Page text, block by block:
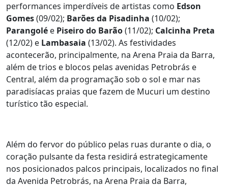
performances imperdíveis de artistas como Edson
Gomes(09/02); Barões da Pisadinha (10/02);
Parangolé e Piseiro do Barão(11/02); Calcinha Preta
(12/02) e Lambasaia (13/02). As festividades
acontecerão, principalmente, na Arena Praia da Barra,
além de trios e blocos pelas avenidas Petrobrás e
Central, além da programação sob o sol e mar nas
paradisíacas praias que fazem de Mucuri um destino
turístico tão especial.
Além do fervor do público pelas ruas durante o dia, o
coração pulsante da festa residirá estrategicamente
nos posicionados palcos principais, localizados no final
da Avenida Petrobrás, na Arena Praia da Barra,